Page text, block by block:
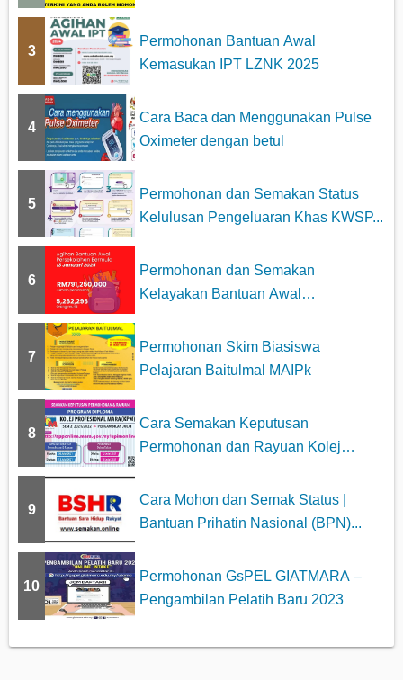
3
Permohonan Bantuan Awal
Kemasukan IPT LZNK 2025
4
Cara Baca dan Menggunakan Pulse
Oximeter dengan betul
5
Permohonan dan Semakan Status
Kelulusan Pengeluaran Khas KWSP...
6
Permohonan dan Semakan
Kelayakan Bantuan Awal
7
Permohonan Skim Biasiswa
Pelajaran Baitulmal MAIPk
8
Cara Semakan Keputusan
Permohonan dan Rayuan Kolej
9
Cara Mohon dan Semak Status |
Bantuan Prihatin Nasional (BPN)...
10
Permohonan GsPEL GIATMARA –
Pengambilan Pelatih Baru 2023